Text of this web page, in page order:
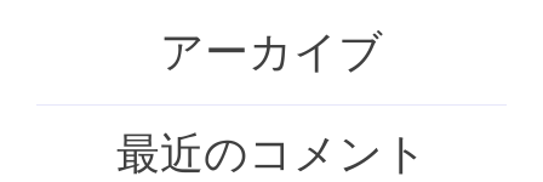
アーカイブ
最近のコメント